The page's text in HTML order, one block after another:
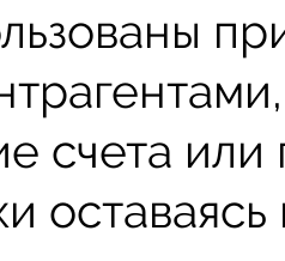
счета или